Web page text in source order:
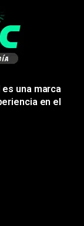
una marca
en el